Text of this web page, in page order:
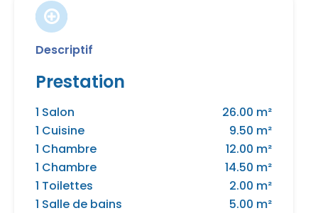
Descriptif
Prestation
1 Salon
26.00 m²
1 Cuisine
9.50 m²
1 Chambre
12.00 m²
1 Chambre
14.50 m²
1 Toilettes
2.00 m²
1 Salle de bains
5.00 m²